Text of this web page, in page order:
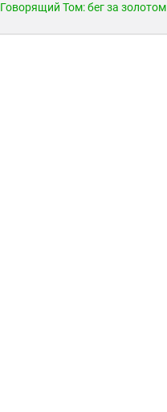
Говорящий Том: бег за золотом